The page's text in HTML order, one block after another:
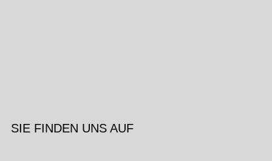
SIE FINDEN UNS AUF